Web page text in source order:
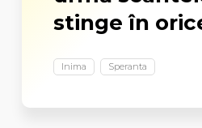
stinge în
Inima Speranta